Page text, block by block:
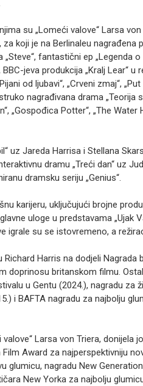
su „Lomeći valove“ Larsa von
za koji je na Berlinaleu
fantastični ep „Legenda
jeva produkcija „Kralj Lear“ u
od ljubavi“, „Crveni zmaj“,
nagrađivana drama „Teorija
„Gospođica Potter“, „The Water
uz Jareda Harrisa i Stellana
dramu „Treći dan“ uz
dramsku seriju „Genius“.
karijeru, uključujući brojne
uloge u predstavama „Ujak
igrale su se istovremeno, a
Harris na dodjeli Nagrada
doprinosu britanskom filmu.
u Gentu (2024.), nagradu za
i BAFTA nagradu za najbolju
Larsa von Triera, donijela
Award za najperspektivniju
glumicu, nagradu New
New Yorka za najbolju